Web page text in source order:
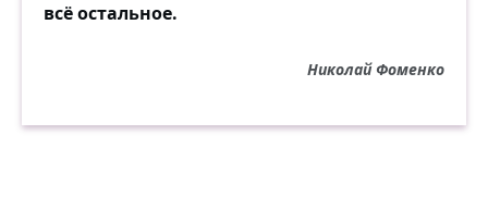
всё остальное.
Николай Фоменко